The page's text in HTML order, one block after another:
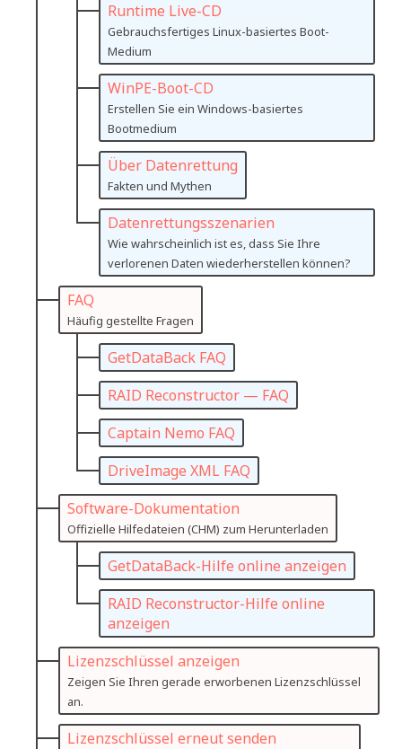
Runtime Live-CD
Gebrauchsfertiges Linux-basiertes Boot-
Medium
WinPE-Boot-CD
Erstellen Sie ein Windows-basiertes
Bootmedium
Über Datenrettung
Fakten und Mythen
Datenrettungsszenarien
Wie wahrscheinlich ist es, dass Sie Ihre
verlorenen Daten wiederherstellen können?
FAQ
Häufig gestellte Fragen
GetDataBack FAQ
RAID Reconstructor — FAQ
Captain Nemo FAQ
DriveImage XML FAQ
Software-Dokumentation
Offizielle Hilfedateien (CHM) zum Herunterladen
GetDataBack-Hilfe online anzeigen
RAID Reconstructor-Hilfe online
anzeigen
Lizenzschlüssel anzeigen
Zeigen Sie Ihren gerade erworbenen Lizenzschlüssel
an.
Lizenzschlüssel erneut senden